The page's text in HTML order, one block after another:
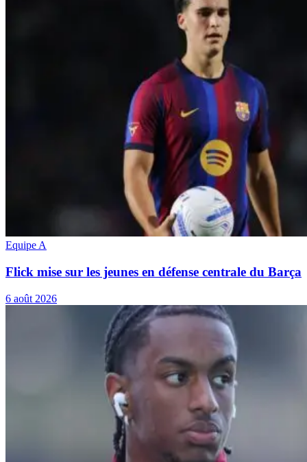
Equipe A
Flick mise sur les jeunes en défense centrale du Barça
6 août 2026